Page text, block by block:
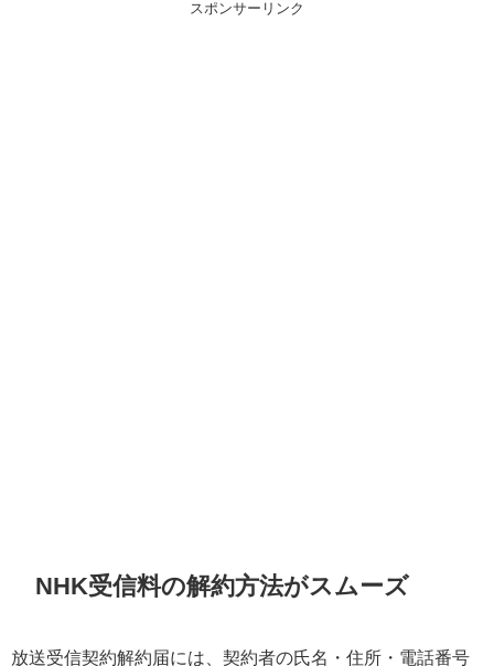
スポンサーリンク
NHK受信料の解約方法がスムーズ
放送受信契約解約届には、契約者の氏名・住所・電話番号